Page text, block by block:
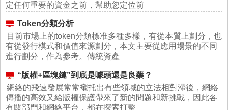
定任何重要的資金之前，幫助您定位前
Token分類分析
目前市場上的token分類標准多種多樣，有從本質上劃分，也
有從發行模式和價值來源劃分，本文主要從應用場景的不同
進行劃分，作為參考。傳統資產
“版權+區塊鏈”到底是噱頭還是良藥？
網絡的飛速發展常常襯托出有些領域的立法相對滯後，網絡
傳播的高效又給版權保護帶來了新的問題和新挑戰，因此各
有關部門和網絡平台，都在探索打擊